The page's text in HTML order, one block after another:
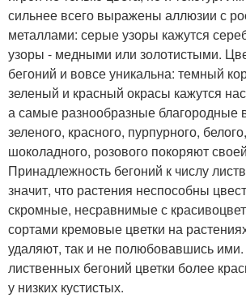
сильнее всего выражены аллюзии с
металлами: серые узоры кажутся
узоры - медными или золотистыми.
бегоний и вовсе уникальна: темный
зеленый и красный окрасы кажутся
а самые разнообразные благородные
зеленого, красного, пурпурного,
шоколадного, розового покоряют
Принадлежность бегоний к числу
значит, что растения неспособны
скромные, несравнимые с
сортами кремовые цветки на
удаляют, так и не полюбовавшись
лиственных бегоний цветки более
у низких кустистых.